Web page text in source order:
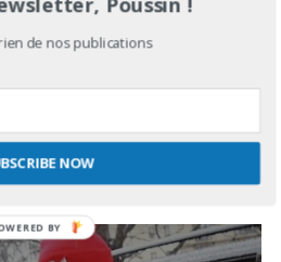
2017 INSTREET LIFE
de nos publications
NOW